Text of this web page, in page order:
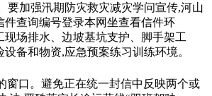
要加强汛期防灾救灾减灾学问宣传,河山
查询编号登录本网坐查看信件环
场排水、边坡基坑支护、脚手架工
备和物资,应急预案练习训练环境。
窗口。避免正在统一封信中反映两个或